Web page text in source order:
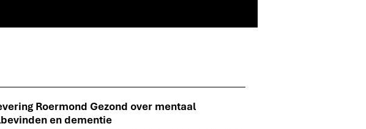
Roermond Gezond over mentaal
en dementie